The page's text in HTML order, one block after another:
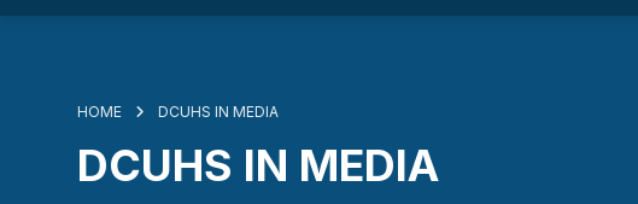
HOME DCUHS IN MEDIA
DCUHS IN MEDIA